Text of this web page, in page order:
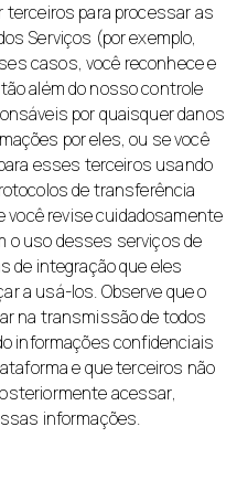
terceiros para processar as
Serviços (por exemplo,
casos, você reconhece e
além do nosso controle
por quaisquer danos
por eles, ou se você
esses terceiros usando
de transferência
você revise cuidadosamente
o uso desses serviços de
de integração que eles
a usá-los. Observe que o
na transmissão de todos
informações confidenciais
e que terceiros não
acessar,
informações.